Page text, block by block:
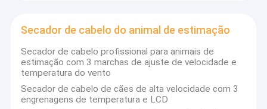
Secador de cabelo do animal de estimação
Secador de cabelo profissional para animais de
estimação com 3 marchas de ajuste de velocidade e
temperatura do vento
Secador de cabelo de cães de alta velocidade com 3
engrenagens de temperatura e LCD